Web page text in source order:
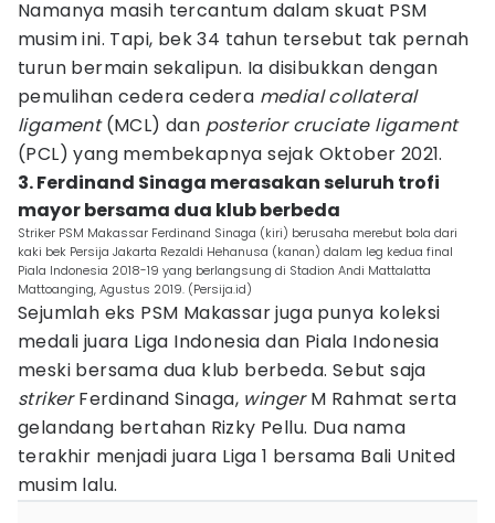
Namanya masih tercantum dalam skuat PSM
musim ini. Tapi, bek 34 tahun tersebut tak pernah
turun bermain sekalipun. Ia disibukkan dengan
pemulihan cedera cedera medial collateral
ligament(MCL) dan posterior cruciate ligament
(PCL) yang membekapnya sejak Oktober 2021.
3. Ferdinand Sinaga merasakan seluruh trofi
mayor bersama dua klub berbeda
Striker PSM Makassar Ferdinand Sinaga (kiri) berusaha merebut bola dari
kaki bek Persija Jakarta Rezaldi Hehanusa (kanan) dalam leg kedua final
Piala Indonesia 2018-19 yang berlangsung di Stadion Andi Mattalatta
Mattoanging, Agustus 2019. (Persija.id)
Sejumlah eks PSM Makassar juga punya koleksi
medali juara Liga Indonesia dan Piala Indonesia
meski bersama dua klub berbeda. Sebut saja
strikerFerdinand Sinaga, wingerM Rahmat serta
gelandang bertahan Rizky Pellu. Dua nama
terakhir menjadi juara Liga 1 bersama Bali United
musim lalu.